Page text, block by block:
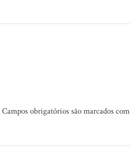
Campos obrigatórios são marcados com